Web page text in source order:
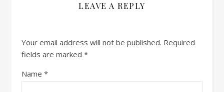
LEAVE A REPLY
Your email address will not be published. Required
fields are marked *
Name *